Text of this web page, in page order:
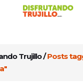
Trujillo/Posts